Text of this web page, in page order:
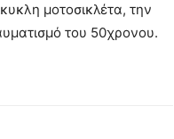
μοτοσικλέτα, την
του 50χρονου.